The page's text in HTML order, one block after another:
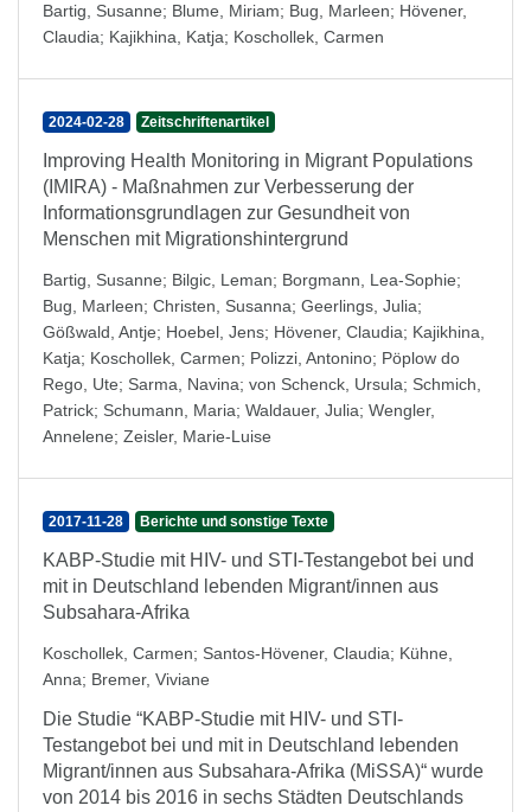
Bartig, Susanne; Blume, Miriam; Bug, Marleen; Hövener,
Claudia; Kajikhina, Katja; Koschollek, Carmen
2024-02-28 Zeitschriftenartikel
Improving Health Monitoring in Migrant Populations
(IMIRA) - Maßnahmen zur Verbesserung der
Informationsgrundlagen zur Gesundheit von
Menschen mit Migrationshintergrund
Bartig, Susanne; Bilgic, Leman; Borgmann, Lea-Sophie;
Bug, Marleen; Christen, Susanna; Geerlings, Julia;
Gößwald, Antje; Hoebel, Jens; Hövener, Claudia; Kajikhina,
Katja; Koschollek, Carmen; Polizzi, Antonino; Pöplow do
Rego, Ute; Sarma, Navina; von Schenck, Ursula; Schmich,
Patrick; Schumann, Maria; Waldauer, Julia; Wengler,
Annelene; Zeisler, Marie-Luise
2017-11-28 Berichte und sonstige Texte
KABP-Studie mit HIV- und STI-Testangebot bei und
mit in Deutschland lebenden Migrant/innen aus
Subsahara-Afrika
Koschollek, Carmen; Santos-Hövener, Claudia; Kühne,
Anna; Bremer, Viviane
Die Studie “KABP-Studie mit HIV- und STI-
Testangebot bei und mit in Deutschland lebenden
Migrant/innen aus Subsahara-Afrika (MiSSA)“ wurde
von 2014 bis 2016 in sechs Städten Deutschlands